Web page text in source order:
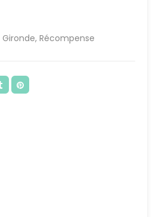
Gironde, Récompense